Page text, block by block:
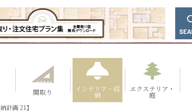
間取り インテリア・収
納
エクステリア・
庭
計画 21】